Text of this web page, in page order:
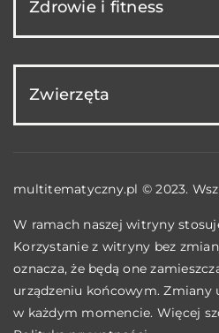
Zdrowie i fitness
Zwierzęta
multitematyczny.pl © 2023.
W ramach naszej witryny
Korzystanie z witryny bez
oznacza, że będą one
urządzeniu końcowym. Zmiany
w każdym momencie. Więcej